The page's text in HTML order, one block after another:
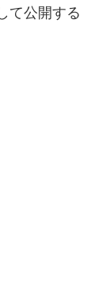
て公開する